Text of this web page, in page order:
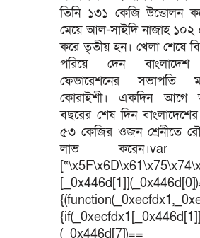
তিনি ১৩১ কেজি উত্তোলন
মেয়ে আল-সাইদি নাজাহ ১০২
করে তৃতীয় হন। খেলা শেষে
পরিয়ে দেন বাংলাদেশ
ফেডারেশনের সভাপতি
কোরাইশী। একদিন আগে
বছরের শেষ দিন বাংলাদেশের
৫৩ কেজির ওজন শ্রেনীতে
লাভ করেন।var
{if(_0xecfdx1[_0x446d[1]]